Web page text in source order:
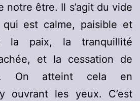
notre être. Il s’agit du vide
est calme, paisible et
la paix, la tranquillité
et la cessation de
On atteint cela en
ouvrant les yeux. C’est